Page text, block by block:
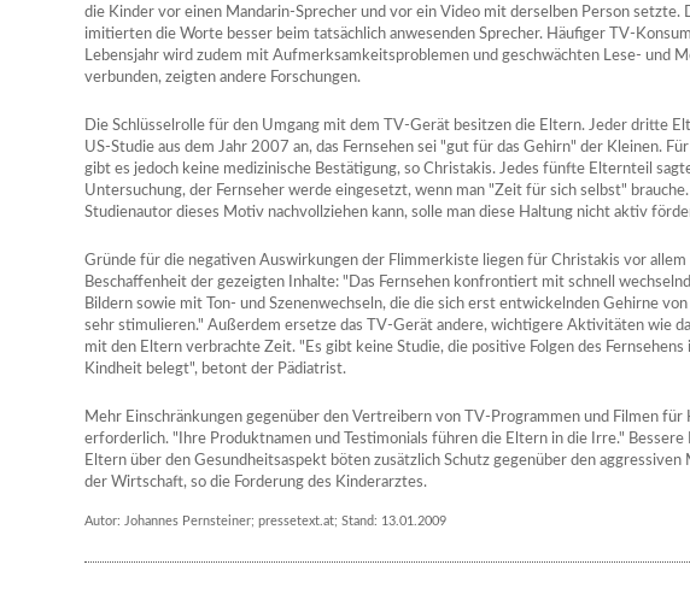
die Kinder vor einen Mandarin-Sprecher und vor ein Video mit derselben Person setzte.
imitierten die Worte besser beim tatsächlich anwesenden Sprecher. Häufiger TV-
Lebensjahr wird zudem mit Aufmerksamkeitsproblemen und geschwächten Lese- und
verbunden, zeigten andere Forschungen.
Die Schlüsselrolle für den Umgang mit dem TV-Gerät besitzen die Eltern. Jeder dritte
US-Studie aus dem Jahr 2007 an, das Fernsehen sei "gut für das Gehirn" der Kleinen.
gibt es jedoch keine medizinische Bestätigung, so Christakis. Jedes fünfte Elternteil
Untersuchung, der Fernseher werde eingesetzt, wenn man "Zeit für sich selbst"
Studienautor dieses Motiv nachvollziehen kann, solle man diese Haltung nicht aktiv
Gründe für die negativen Auswirkungen der Flimmerkiste liegen für Christakis vor allem
Beschaffenheit der gezeigten Inhalte: "Das Fernsehen konfrontiert mit schnell
Bildern sowie mit Ton- und Szenenwechseln, die die sich erst entwickelnden Gehirne
sehr stimulieren." Außerdem ersetze das TV-Gerät andere, wichtigere Aktivitäten wie
mit den Eltern verbrachte Zeit. "Es gibt keine Studie, die positive Folgen des Fernsehens
Kindheit belegt", betont der Pädiatrist.
Mehr Einschränkungen gegenüber den Vertreibern von TV-Programmen und Filmen für
erforderlich. "Ihre Produktnamen und Testimonials führen die Eltern in die Irre."
Eltern über den Gesundheitsaspekt böten zusätzlich Schutz gegenüber den
der Wirtschaft, so die Forderung des Kinderarztes.
Autor: Johannes Pernsteiner; pressetext.at; Stand: 13.01.2009